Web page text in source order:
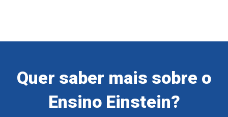
Quer saber mais sobre o
Ensino Einstein?